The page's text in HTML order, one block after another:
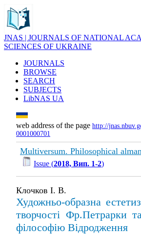
JNAS | JOURNALS OF NATIONAL
SCIENCES OF UKRAINE
JOURNALS
BROWSE
SEARCH
SUBJECTS
LibNAS UA
web address of the page http://
0001000701
Multiversum. Philosophical
Issue (2018, Вип. 1-2)
Клочков І. В.
Художньо-образна
творчості Фр.Петрарки
філософію Відродження